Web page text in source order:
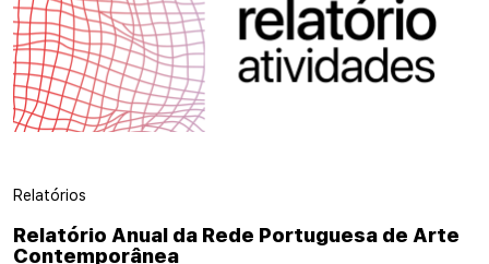
Relatórios
Relatório Anual da Rede Portuguesa de Arte
Contemporânea